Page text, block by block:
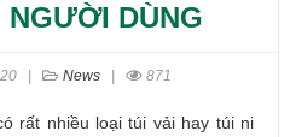
DÙNG
News 871
rất nhiều loại túi vải hay túi ni